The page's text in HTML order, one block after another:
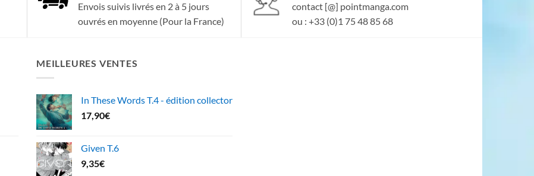
Envois suivis livrés en 2 à 5 jours
ouvrés en moyenne (Pour la France)
contact [@] pointmanga.com
ou : +33 (0)1 75 48 85 68
MEILLEURES VENTES
In These Words T.4 - édition collector
17,90€
Given T.6
9,35€